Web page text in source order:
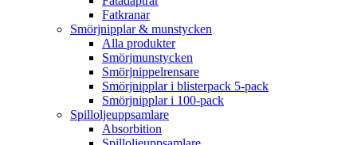
Fatkranar
Smörjnipplar & munstycken
Alla produkter
Smörjmunstycken
Smörjnippelrensare
Smörjnipplar i blisterpack 5-pack
Smörjnipplar i 100-pack
Spilloljeuppsamlare
Absorbition